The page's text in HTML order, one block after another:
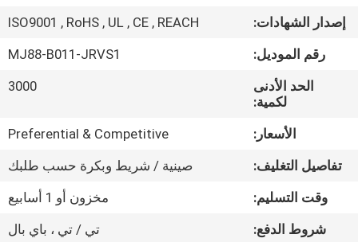
جولة
مراقبة
الجودة
اتصل
إصدار الشهادات:
ISO9001 , RoHS , UL , CE , REACH
رقم الموديل:
MJ88-B011-JRVS1
الحد الأدنى
لكمية:
3000
الأسعار:
Preferential & Competitive
تفاصيل التغليف:
صينية / شريط وبكرة حسب طلبك
وقت التسليم:
مخزون أو 1 أسابيع
شروط الدفع:
تي / تي ، باي بال